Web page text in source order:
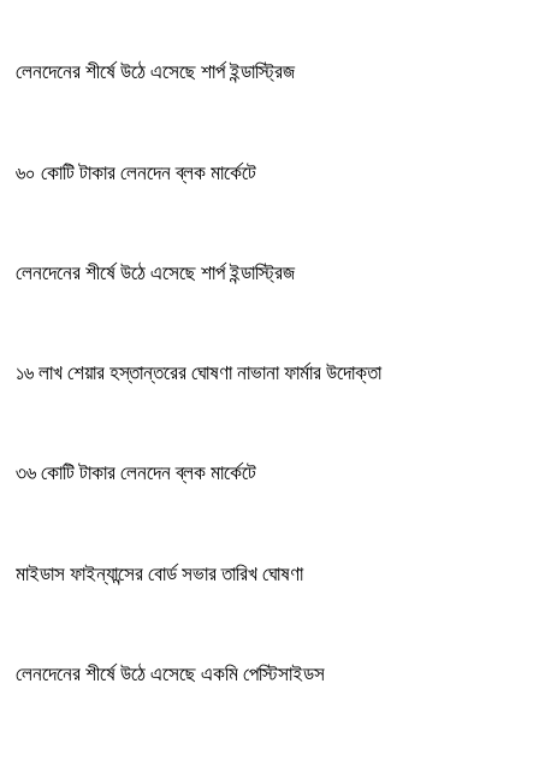
লেনদেনের শীর্ষে উঠে এসেছে শার্প ইন্ডাস্ট্রিজ
৬০ কোটি টাকার লেনদেন ব্লক মার্কেটে
লেনদেনের শীর্ষে উঠে এসেছে শার্প ইন্ডাস্ট্রিজ
১৬ লাখ শেয়ার হস্তান্তরের ঘোষণা নাভানা ফার্মার উদোক্তা
৩৬ কোটি টাকার লেনদেন ব্লক মার্কেটে
মাইডাস ফাইন্যান্সের বোর্ড সভার তারিখ ঘোষণা
লেনদেনের শীর্ষে উঠে এসেছে একমি পেস্টিসাইডস